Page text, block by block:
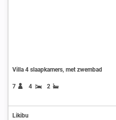
Villa 4 slaapkamers, met zwembad
7 4 2
Likibu